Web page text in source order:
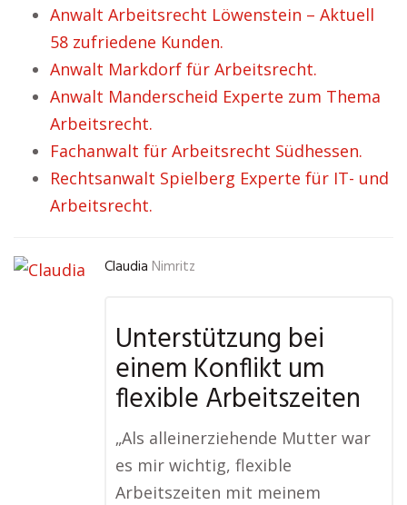
Anwalt Arbeitsrecht Löwenstein – Aktuell
58 zufriedene Kunden.
Anwalt Markdorf für Arbeitsrecht.
Anwalt Manderscheid Experte zum Thema
Arbeitsrecht.
Fachanwalt für Arbeitsrecht Südhessen.
Rechtsanwalt Spielberg Experte für IT- und
Arbeitsrecht.
Claudia Nimritz
Unterstützung bei
einem Konflikt um
flexible Arbeitszeiten
„Als alleinerziehende Mutter war
es mir wichtig, flexible
Arbeitszeiten mit meinem